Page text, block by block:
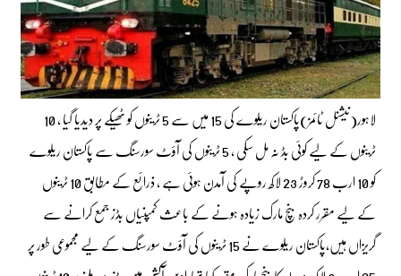
لاہور(نیشنل ٹائمز)پاکستان ریلوے کی 15 میں سے 5 ٹرینوں کو ٹھیکے پر دیدیا گیا ، 10
ٹرینوں کے لیے کوئی بڈ نہ مل سکی ، 5 ٹرینوں کی آؤٹ سورسنگ سے پاکستان ریلوے
کو 10 ارب 78 کروڑ 23 لاکھ روپے کی آمدن ہوئی ہے ، ذرائع کے مطابق 10 ٹرینوں
کے لیے مقرر کردہ بنچ مارک زیادہ ہونے کے باعث کمپنیاں بڈز جمع کرانے سے
گریزاں ہیں،پاکستان ریلوے نے 15 ٹرینوں کی آؤٹ سورسنگ کے لیے مجموعی طور پر